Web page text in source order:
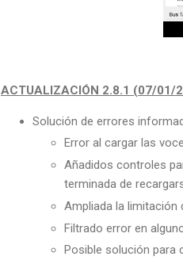
ACTUALIZACIÓN 2.8.1 (07/01/
Solución de errores
Error al cargar las
Añadidos controles
terminada de
Ampliada la limitación
Filtrado error en
Posible solución para